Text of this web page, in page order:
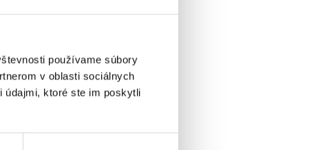
používame súbory
v oblasti sociálnych
údajmi, ktoré ste im poskytli